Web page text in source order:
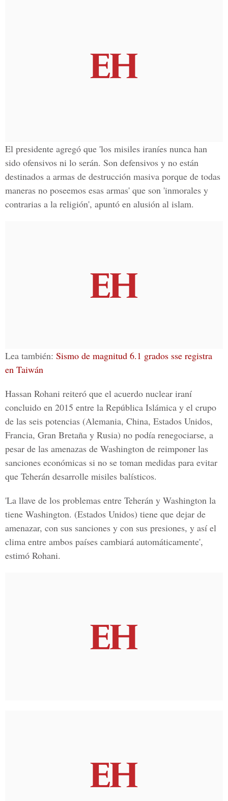
El presidente agregó que 'los misiles iraníes nunca han
sido ofensivos ni lo serán. Son defensivos y no están
destinados a armas de destrucción masiva porque de todas
maneras no poseemos esas armas' que son 'inmorales y
contrarias a la religión', apuntó en alusión al islam.
Lea también: Sismo de magnitud 6.1 grados sse registra
en Taiwán
Hassan Rohani reiteró que el acuerdo nuclear iraní
concluido en 2015 entre la República Islámica y el crupo
de las seis potencias (Alemania, China, Estados Unidos,
Francia, Gran Bretaña y Rusia) no podía renegociarse, a
pesar de las amenazas de Washington de reimponer las
sanciones económicas si no se toman medidas para evitar
que Teherán desarrolle misiles balísticos.
'La llave de los problemas entre Teherán y Washington la
tiene Washington. (Estados Unidos) tiene que dejar de
amenazar, con sus sanciones y con sus presiones, y así el
clima entre ambos países cambiará automáticamente',
estimó Rohani.